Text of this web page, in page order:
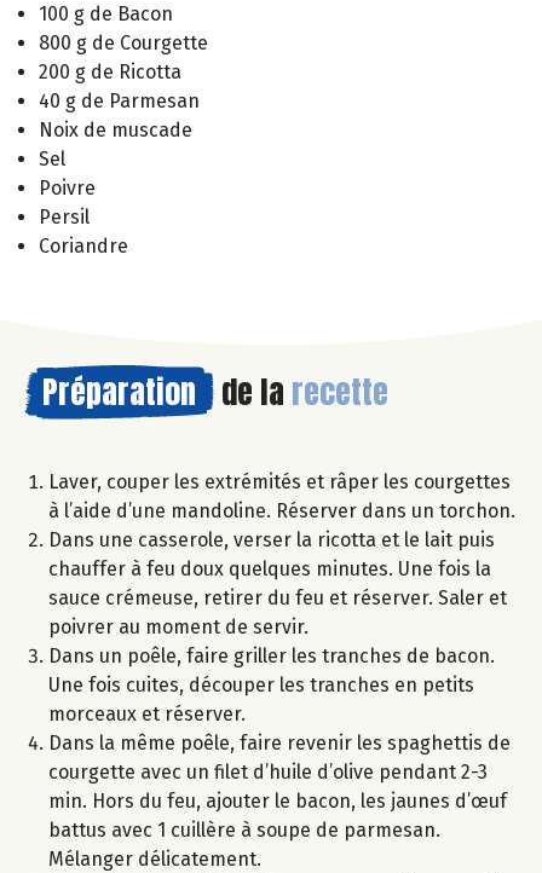
100 g de Bacon
800 g de Courgette
200 g de Ricotta
40 g de Parmesan
Noix de muscade
Sel
Poivre
Persil
Coriandre
Préparation de la recette
Laver, couper les extrémités et râper les courgettes
à l’aide d’une mandoline. Réserver dans un torchon.
Dans une casserole, verser la ricotta et le lait puis
chauffer à feu doux quelques minutes. Une fois la
sauce crémeuse, retirer du feu et réserver. Saler et
poivrer au moment de servir.
Dans un poêle, faire griller les tranches de bacon.
Une fois cuites, découper les tranches en petits
morceaux et réserver.
Dans la même poêle, faire revenir les spaghettis de
courgette avec un filet d’huile d’olive pendant 2-3
min. Hors du feu, ajouter le bacon, les jaunes d’œuf
battus avec 1 cuillère à soupe de parmesan.
Mélanger délicatement.